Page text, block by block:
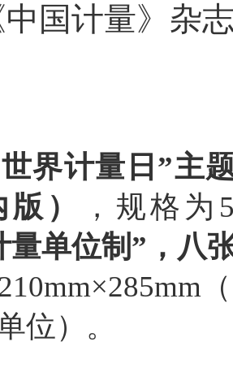
国计量》杂
计量日”主题
）
，规格为
量单位制”，八
位）。